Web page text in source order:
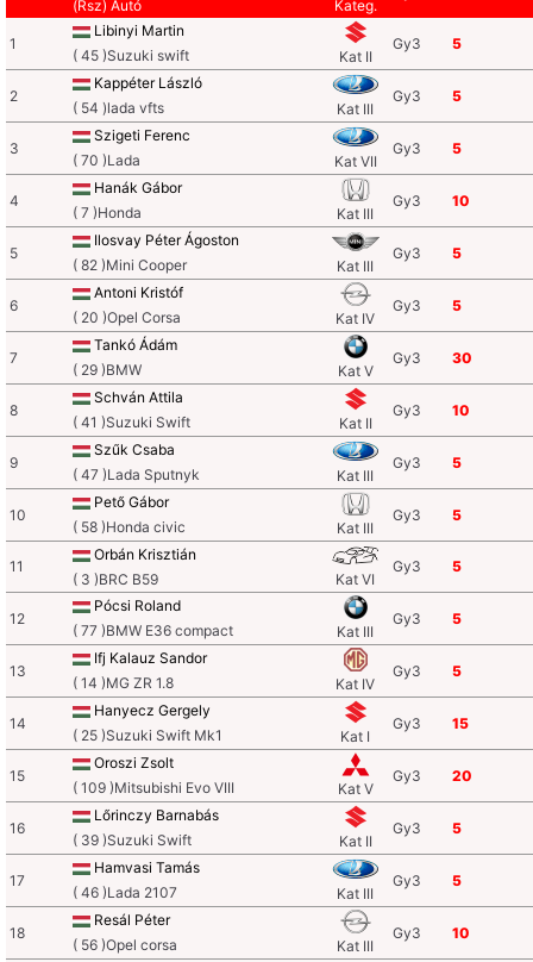
(Rsz) Autó
Kateg.
1
Libinyi Martin
( 45 )Suzuki swift
Kat II
Gy3 5
2
Kappéter László
( 54 )lada vfts
Kat III
Gy3 5
3
Szigeti Ferenc
( 70 )Lada
Kat VII
Gy3 5
4
Hanák Gábor
( 7 )Honda
Kat III
Gy3 10
5
Ilosvay Péter Ágoston
( 82 )Mini Cooper
Kat III
Gy3 5
6
Antoni Kristóf
( 20 )Opel Corsa
Kat IV
Gy3 5
7
Tankó Ádám
( 29 )BMW
Kat V
Gy3 30
8
Schván Attila
( 41 )Suzuki Swift
Kat II
Gy3 10
9
Szűk Csaba
( 47 )Lada Sputnyk
Kat III
Gy3 5
10
Pető Gábor
( 58 )Honda civic
Kat III
Gy3 5
11
Orbán Krisztián
( 3 )BRC B59
Kat VI
Gy3 5
12
Pócsi Roland
( 77 )BMW E36 compact
Kat III
Gy3 5
13
Ifj Kalauz Sandor
( 14 )MG ZR 1.8
Kat IV
Gy3 5
14
Hanyecz Gergely
( 25 )Suzuki Swift Mk1
Kat I
Gy3 15
15
Oroszi Zsolt
( 109 )Mitsubishi Evo VIII
Kat V
Gy3 20
16
Lőrinczy Barnabás
( 39 )Suzuki Swift
Kat II
Gy3 5
17
Hamvasi Tamás
( 46 )Lada 2107
Kat III
Gy3 5
18
Resál Péter
( 56 )Opel corsa
Kat III
Gy3 10